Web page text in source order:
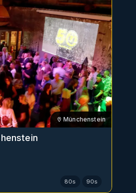
Münchenstein
80s 90s